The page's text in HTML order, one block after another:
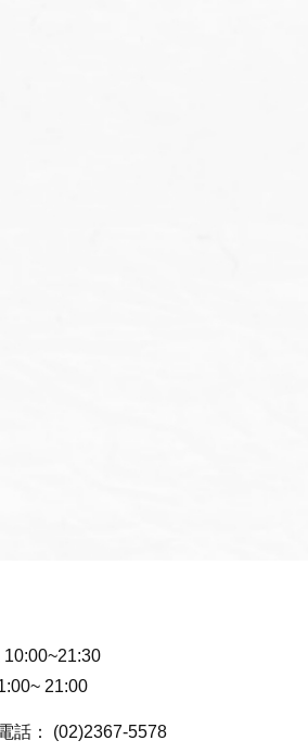
21:00
話： (02)2367-5578